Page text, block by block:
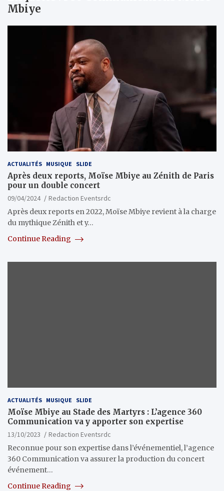
Mbiye
ACTUALITÉS MUSIQUE SLIDE
Après deux reports, Moïse Mbiye au Zénith de Paris
pour un double concert
09/04/2024
Redaction Eventsrdc
Après deux reports en 2022, Moïse Mbiye revient à la charge
du mythique Zénith et y…
Continue Reading
ACTUALITÉS MUSIQUE SLIDE
Moïse Mbiye au Stade des Martyrs : L’agence 360
Communication va y apporter son expertise
13/10/2023
Redaction Eventsrdc
Reconnue pour son expertise dans l’événementiel, l’agence
360 Communication va assurer la production du concert
événement…
Continue Reading